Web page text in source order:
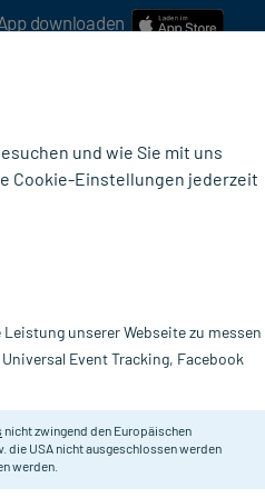
downloaden
durch Pilzbefall angegriffene Nägel.
und wie Sie mit uns
Cookie-Einstellungen jederzeit
unserer Webseite zu messen
Event Tracking, Facebook
nicht zwingend den Europäischen
die USA nicht ausgeschlossen werden
werden.